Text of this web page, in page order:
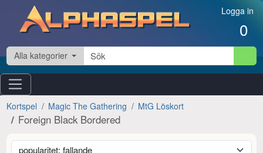
Hoppa till innehåll Logga in
0
Alla kategorier
Kortspel Magic The Gathering MtG Löskort
Foreign Black Bordered